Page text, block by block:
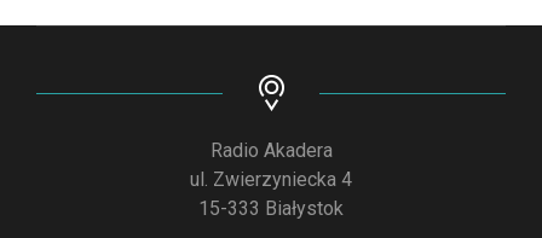
Radio Akadera
ul. Zwierzyniecka 4
15-333 Białystok